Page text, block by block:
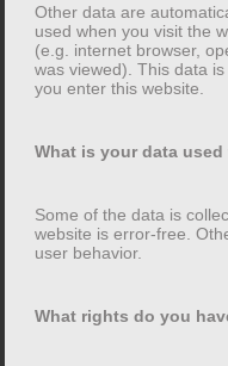
Notre offre contient
externes de tiers, sur
n’avons aucune
pouvons assumer
respectif des sites est
d’éventuelles
liaison. Les contenus
au moment de la
pas raisonnable sans
Other data are
used when you visit the
(e.g. internet browser,
was viewed). This data
you enter this website.
What is your data used
Some of the data is
website is error-free.
user behavior.
What rights do you